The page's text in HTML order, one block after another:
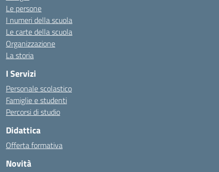
Le persone
I numeri della scuola
Le carte della scuola
Organizzazione
La storia
I Servizi
Personale scolastico
Famiglie e studenti
Percorsi di studio
Didattica
Offerta formativa
Novità